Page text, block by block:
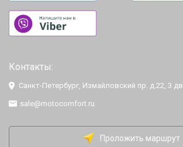
Контакты:
Санкт-Петербург, Измайловский пр. д.22, 3
sale@motocomfort.ru
Проложить маршрут